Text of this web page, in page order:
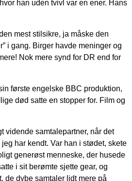
han uden tvivl var en ener. Hans
mest stilsikre, ja måske den
i gang. Birger havde meninger og
Nok mere synd for DR end for
første engelske BBC produktion,
død satte en stopper for. Film og
vidende samtalepartner, når det
har kendt. Var han i stødet, skete
generøst menneske, der husede
i sit berømte sjette gear, og
de dybe samtaler lidt mere på